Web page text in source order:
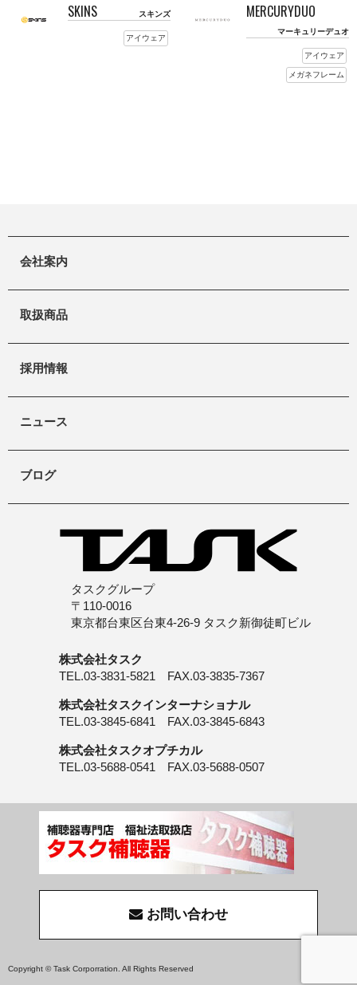
SKINS スキンズ
アイウェア
MERCURYDUO
マーキュリーデュオ
アイウェア
メガネフレーム
会社案内
取扱商品
採用情報
ニュース
ブログ
タスクグループ
〒110-0016
東京都台東区台東4-26-9 タスク新御徒町ビル
株式会社タスク
TEL.03-3831-5821 FAX.03-3835-7367
株式会社タスクインターナショナル
TEL.03-3845-6841 FAX.03-3845-6843
株式会社タスクオプチカル
TEL.03-5688-0541 FAX.03-5688-0507
お問い合わせ
Copyright © Task Corporration. All Rights Reserved